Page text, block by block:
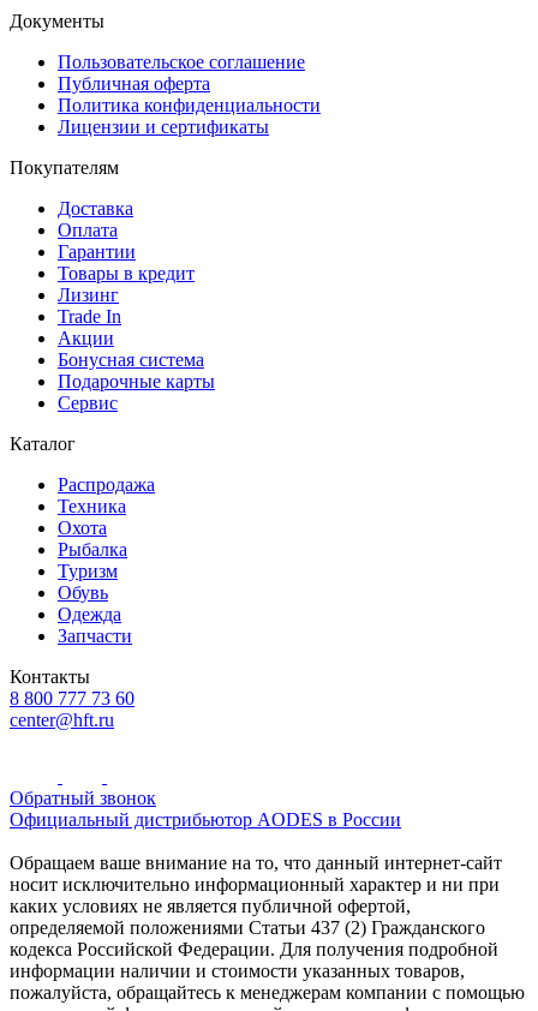
Документы
Пользовательское соглашение
Публичная оферта
Политика конфиденциальности
Лицензии и сертификаты
Покупателям
Доставка
Оплата
Гарантии
Товары в кредит
Лизинг
Trade In
Акции
Бонусная система
Подарочные карты
Сервис
Каталог
Распродажа
Техника
Охота
Рыбалка
Туризм
Обувь
Одежда
Запчасти
Контакты
8 800 777 73 60
center@hft.ru
Обратный звонок
Официальный дистрибьютор AODES в России
Обращаем ваше внимание на то, что данный интернет-сайт
носит исключительно информационный характер и ни при
каких условиях не является публичной офертой,
определяемой положениями Статьи 437 (2) Гражданского
кодекса Российской Федерации. Для получения подробной
информации наличии и стоимости указанных товаров,
пожалуйста, обращайтесь к менеджерам компании с помощью